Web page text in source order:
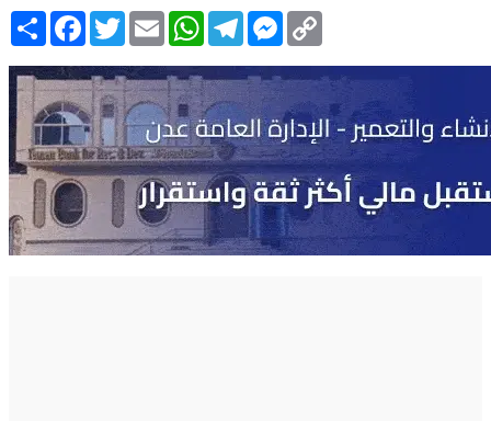
انشر Facebook
TwitterEmail WhatsAppTelegramMessenger